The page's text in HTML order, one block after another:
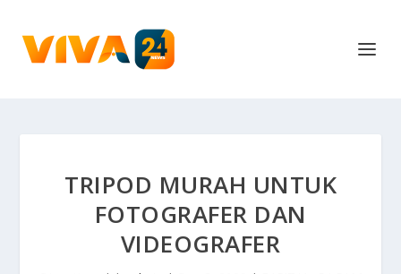
TRIPOD MURAH UNTUK
FOTOGRAFER DAN
VIDEOGRAFER